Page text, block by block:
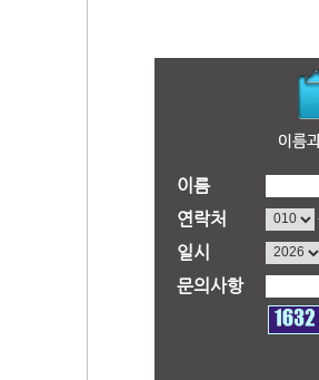
이름
연락처
일시
문의사항